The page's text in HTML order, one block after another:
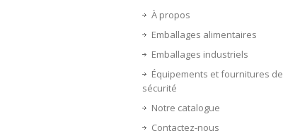
À propos
Emballages alimentaires
Emballages industriels
Équipements et fournitures de
sécurité
Notre catalogue
Contactez-nous